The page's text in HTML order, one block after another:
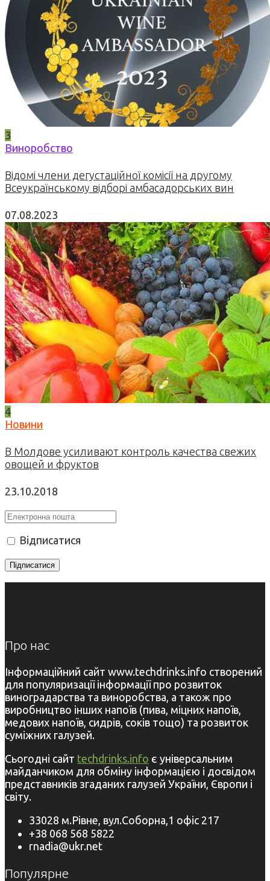
3
Виноробство
Відомі члени дегустаційної комісії на другому
Всеукраїнському відборі амбасадорських вин
07.08.2023
4
Новини
В Молдове усиливают контроль качества свежих
овощей и фруктов
23.10.2018
Відписатися
Про нас
Інформаційний сайт www.techdrinks.info створений
для популяризації інформації про розвиток
виноградарства та виноробства, а також про
виробництво інших напоїв (пива, міцних напоїв,
медових напоїв, сидрів, соків тощо) та розвиток
суміжних галузей.
Сьогодні сайт techdrinks.info є універсальним
майданчиком для обміну інформацією і досвідом
представників згаданих галузей України, Європи і
світу.
33028 м.Рівне, вул.Соборна,1 офіс 217
+38 068 568 5822
rnadia@ukr.net
Популярне